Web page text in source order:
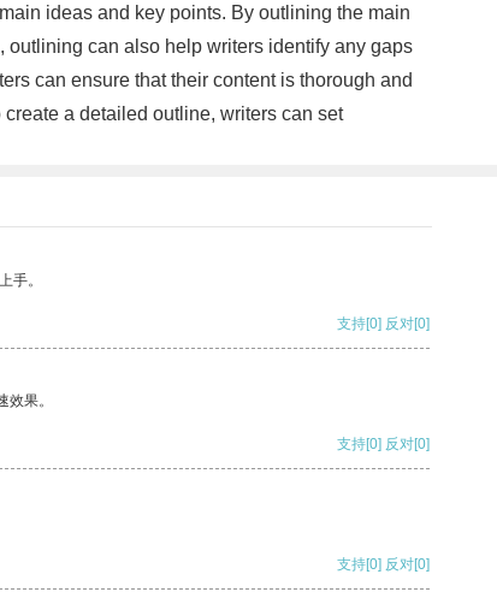
ideas and key points. By outlining the main
can also help writers identify any gaps
can ensure that their content is thorough and
a detailed outline, writers can set
手。
支持[0] 反对[0]
果。
支持[0] 反对[0]
支持[0] 反对[0]